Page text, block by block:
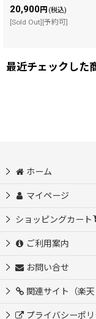
20,900円 (税込)
[Sold Out][予約可]
最近チェックした
ホーム
マイページ
ショッピングカート
ご利用案内
お問い合せ
関連サイト（楽
プライバシーポ